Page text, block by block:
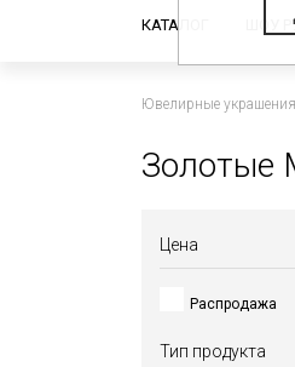
КАТАЛОГ ШОУ
Ювелирные украшения
Золотые
Цена
Распродажа
Тип продукта